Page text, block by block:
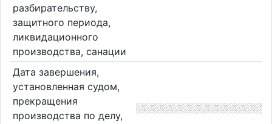
разбирательству,
защитного периода,
ликвидационного
производства, санации
Дата завершения,
установленная судом,
прекращения
производства по делу,